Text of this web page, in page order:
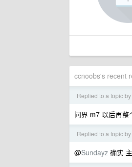
ccnoobs's recent
Replied to a topic by
问界 m7 以后再整
Replied to a topic by
@Sundayz 确实